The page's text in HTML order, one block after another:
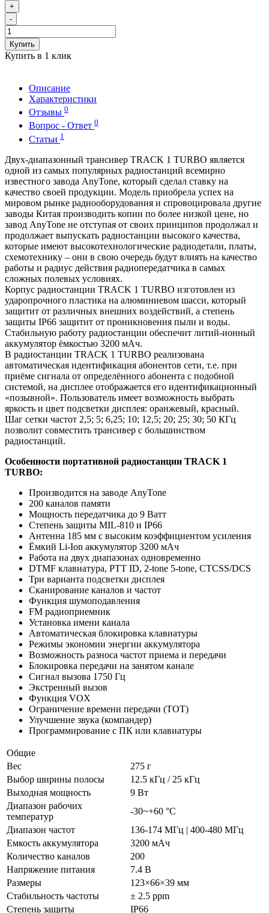
+
-
Купить
Купить в 1 клик
Описание
Характеристики
Отзывы 0
Вопрос - Ответ 0
Статьи 1
Двух-диапазонный трансивер TRACK 1 TURBO является
одной из самых популярных радиостанций всемирно
известного завода AnyTone, который сделал ставку на
качество своей продукции. Модель приобрела успех на
мировом рынке радиооборудования и спровоцировала другие
заводы Китая производить копии по более низкой цене, но
завод AnyTone не отступая от своих принципов продолжал и
продолжает выпускать радиостанции высокого качества,
которые имеют высокотехнологические радиодетали, платы,
схемотехнику – они в свою очередь будут влиять на качество
работы и радиус действия радиопередатчика в самых
сложных полевых условиях.
Корпус радиостанции TRACK 1 TURBO изготовлен из
ударопрочного пластика на алюминиевом шасси, который
защитит от различных внешних воздействий, а степень
защиты IP66 защитит от проникновения пыли и воды.
Стабильную работу радиостанции обеспечит литий-ионный
аккумулятор ёмкостью 3200 мАч.
В радиостанции TRACK 1 TURBO реализована
автоматическая идентификация абонентов сети, т.е. при
приёме сигнала от определённого абонента с подобной
системой, на дисплее отображается его идентификационный
«позывной». Пользователь имеет возможность выбрать
яркость и цвет подсветки дисплея: оранжевый, красный.
Шаг сетки частот 2,5; 5; 6,25; 10; 12,5; 20; 25; 30; 50 КГц
позволит совместить трансивер с большинством
радиостанций.
Особенности портативной радиостанции TRACK 1
TURBO:
Производится на заводе AnyTone
200 каналов памяти
Мощность передатчика до 9 Ватт
Степень защиты MIL-810 и IP66
Антенна 185 мм с высоким коэффициентом усиления
Ёмкий Li-Ion аккумулятор 3200 мАч
Работа на двух диапазонах одновременно
DTMF клавиатура, PTT ID, 2-tone 5-tone, CTCSS/DCS
Три варианта подсветки дисплея
Сканирование каналов и частот
Функция шумоподавления
FM радиоприемник
Установка имени канала
Автоматическая блокировка клавиатуры
Режимы экономии энергии аккумулятора
Возможность разноса частот приема и передачи
Блокировка передачи на занятом канале
Сигнал вызова 1750 Гц
Экстренный вызов
Функция VOX
Ограничение времени передачи (ТОТ)
Улучшение звука (компандер)
Программирование с ПК или клавиатуры
Общие
Вес
275 г
Выбор ширины полосы
12.5 кГц / 25 кГц
Выходная мощность
9 Вт
Диапазон рабочих
температур
-30~+60 °C
Диапазон частот
136-174 МГц | 400-480 МГц
Емкость аккумулятора
3200 мАч
Количество каналов
200
Напряжение питания
7.4 В
Размеры
123×66×39 мм
Стабильность частоты
± 2.5 ррm
Степень защиты
IP66